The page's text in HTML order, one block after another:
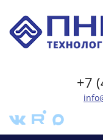
+7